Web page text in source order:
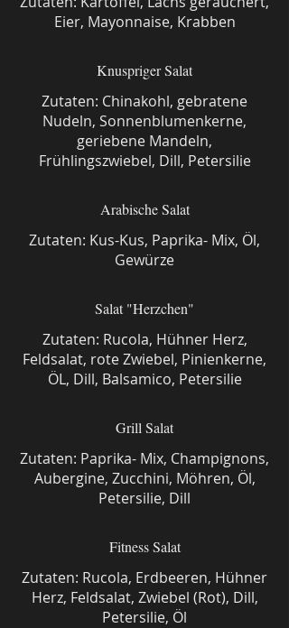
Eier, Mayonnaise, Krabben
Knuspriger Salat
Zutaten: Chinakohl, gebratene
Nudeln, Sonnenblumenkerne,
geriebene Mandeln,
Frühlingszwiebel, Dill, Petersilie
Arabische Salat
Zutaten: Kus-Kus, Paprika- Mix, Öl,
Gewürze
Salat "Herzchen"
Zutaten: Rucola, Hühner Herz,
Feldsalat, rote Zwiebel, Pinienkerne,
ÖL, Dill, Balsamico, Petersilie
Grill Salat
Zutaten: Paprika- Mix, Champignons,
Aubergine, Zucchini, Möhren, Öl,
Petersilie, Dill
Fitness Salat
Zutaten: Rucola, Erdbeeren, Hühner
Herz, Feldsalat, Zwiebel (Rot), Dill,
Petersilie, Öl